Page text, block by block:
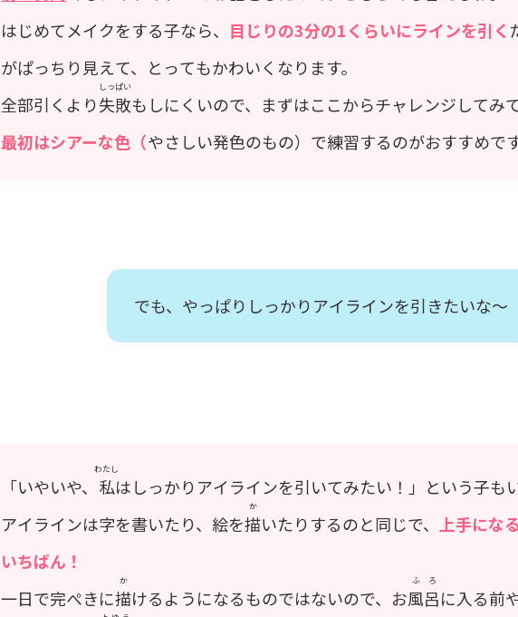
はじめてメイクをする子なら、 目じりの3分の1くらいにラインを引く
がぱっちり見えて、とってもかわいくなります。
全部引くより失敗
しっぱい
もしにくいので、まずはここからチャレンジしてみて
最初はシアーな色（やさしい発色のもの）で練習するのがおすすめです
でも、やっぱりしっかりアイラインを引きたいな～
「いやいや、 私
わたし
はしっかりアイラインを引いてみたい！」という子も
アイラインは字を書いたり、絵を描
か
いたりするのと同じで、
上手にな
いちばん！
一日で完ぺきに描
か
けるようになるものではないので、お風呂
ふろ
に入る前や、 お休